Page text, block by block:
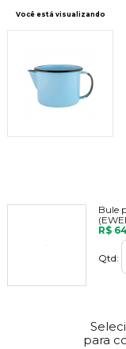
Você está visualizando
Bule
R$
Qtd:
para